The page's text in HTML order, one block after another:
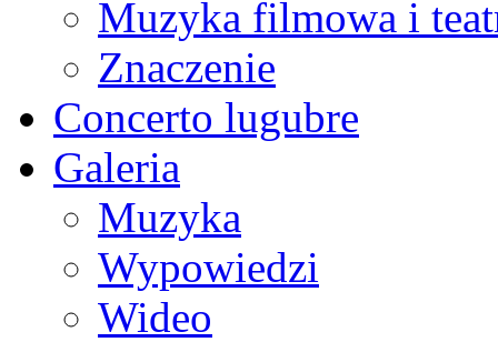
Muzyka filmowa i
Znaczenie
Concerto lugubre
Galeria
Muzyka
Wypowiedzi
Wideo